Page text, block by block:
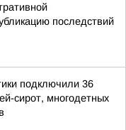
последствий
подключили 36
сирот, многодетных